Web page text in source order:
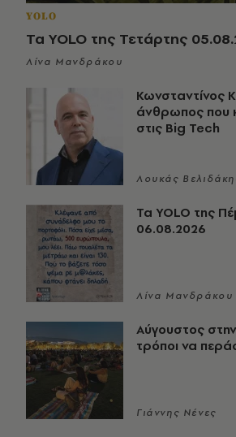
YOLO
Τα YOLO της Τετάρτης
Λίνα Μανδράκου
Κωνσταντίνος
άνθρωπος που
στις Big Tech
Λουκάς
Τα YOLO της
06.08.2026
Λίνα Μανδράκου
Αύγουστος
τρόποι να
Γιάννης Νένες